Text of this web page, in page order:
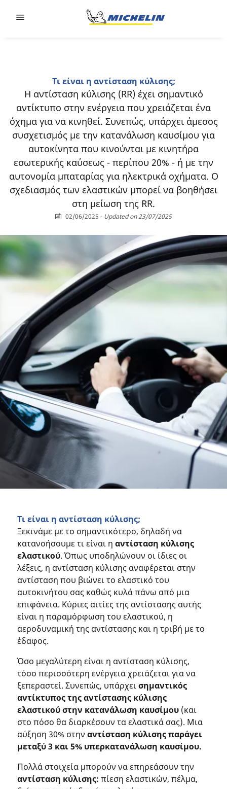
Τι είναι η αντίσταση κύλισης;
Η αντίσταση κύλισης (RR) έχει σημαντικό
αντίκτυπο στην ενέργεια που χρειάζεται ένα
όχημα για να κινηθεί. Συνεπώς, υπάρχει άμεσος
συσχετισμός με την κατανάλωση καυσίμου για
αυτοκίνητα που κινούνται με κινητήρα
εσωτερικής καύσεως - περίπου 20% - ή με την
αυτονομία μπαταρίας για ηλεκτρικά οχήματα. Ο
σχεδιασμός των ελαστικών μπορεί να βοηθήσει
στη μείωση της RR.
02/06/2025 - Updated on 23/07/2025
Τι είναι η αντίσταση κύλισης;
Ξεκινάμε με το σημαντικότερο, δηλαδή να
κατανοήσουμε τι είναι η αντίσταση κύλισης
ελαστικού. Όπως υποδηλώνουν οι ίδιες οι
λέξεις, η αντίσταση κύλισης αναφέρεται στην
αντίσταση που βιώνει το ελαστικό του
αυτοκινήτου σας καθώς κυλά πάνω από μια
επιφάνεια. Κύριες αιτίες της αντίστασης αυτής
είναι η παραμόρφωση του ελαστικού, η
αεροδυναμική της αντίστασης και η τριβή με το
έδαφος.
Όσο μεγαλύτερη είναι η αντίσταση κύλισης,
τόσο περισσότερη ενέργεια χρειάζεται για να
ξεπεραστεί. Συνεπώς, υπάρχεισημαντικός
αντίκτυπος της αντίστασης κύλισης
ελαστικού στην κατανάλωση καυσίμου(και
στο πόσο θα διαρκέσουν τα ελαστικά σας). Μια
αύξηση 30% στην αντίσταση κύλισης παράγει
μεταξύ 3 και 5% υπερκατανάλωση καυσίμου.
Πολλά στοιχεία μπορούν να επηρεάσουν την
αντίσταση κύλισης: πίεση ελαστικών, πέλμα,